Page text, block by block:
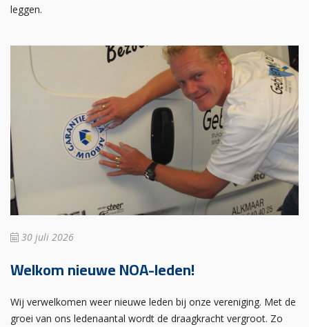
leggen.
30 juli 2026
Welkom nieuwe NOA-leden!
Wij verwelkomen weer nieuwe leden bij onze vereniging. Met de
groei van ons ledenaantal wordt de draagkracht vergroot. Zo